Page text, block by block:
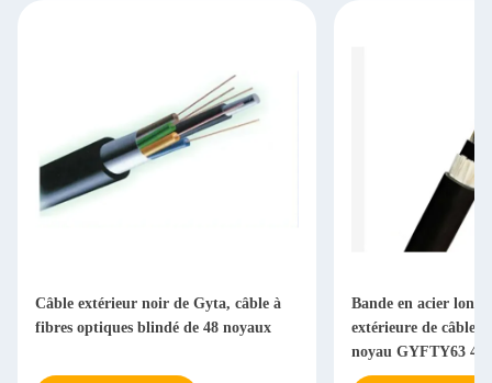
Câble extérieur noir de Gyta, câble à
fibres optiques blindé de 48 noyaux
Bande en acier
extérieure de câble
noyau GYFTY63 48